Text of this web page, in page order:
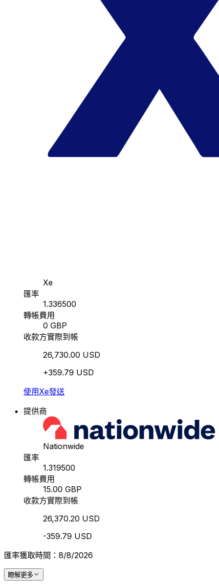
Xe
匯率
1.336500
轉帳費用
0 GBP
收款方實際到帳
26,730.00 USD
+359.79 USD
使用Xe發送
提供商
Nationwide
匯率
1.319500
轉帳費用
15.00 GBP
收款方實際到帳
26,370.20 USD
-359.79 USD
匯率獲取時間：8/8/2026
瞭解更多